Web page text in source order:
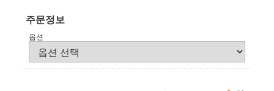
주문정보
옵션